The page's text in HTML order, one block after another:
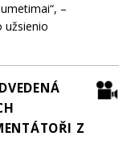
–
užsienio
Z